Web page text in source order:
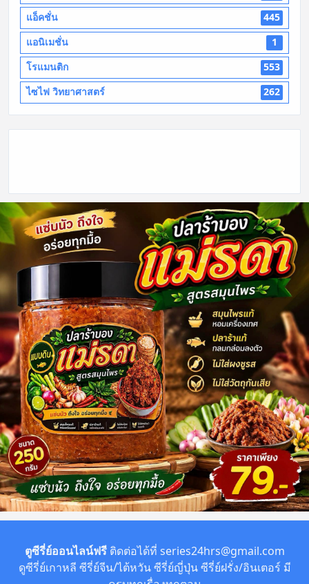
แอ็คชั่น
445
แอนิเมชั่น
1
โรแมนติก
553
ไซไฟ วิทยาศาสตร์
262
ตูซีรี่ย์ออนไลน์ฟรีติดต่อได้ที่ series24hrs@gmail.com
ดูซีรี่ย์เกาหลี ซีรี่ย์จีน/ไต้หวัน ซีรี่ย์ญี่ปุ่น ซีรี่ย์ฝรั่ง/อินเตอร์ มี